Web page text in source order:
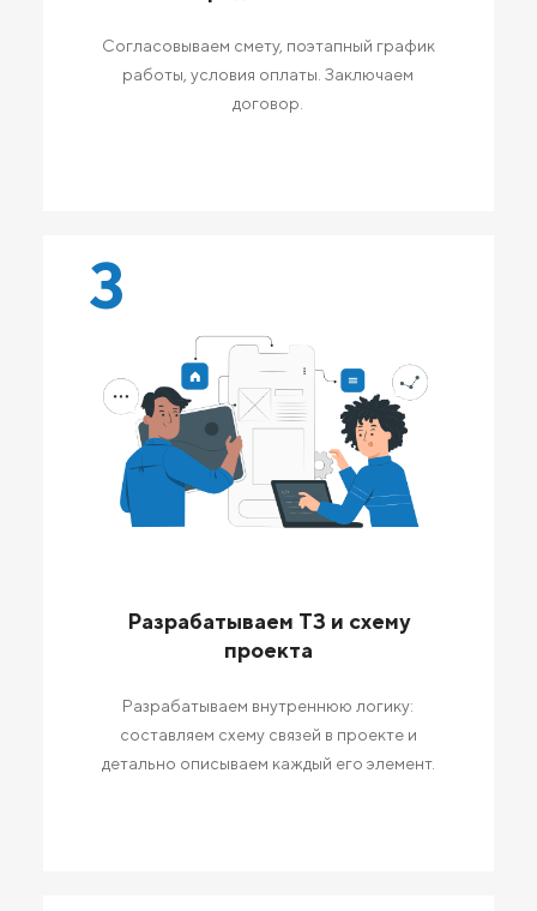
Согласовываем смету, поэтапный график
работы, условия оплаты. Заключаем
договор.
3
Разрабатываем ТЗ и схему
проекта
Разрабатываем внутреннюю логику:
составляем схему связей в проекте и
детально описываем каждый его элемент.